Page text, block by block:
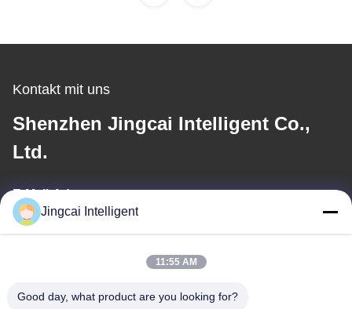
Kontakt mit uns
Shenzhen Jingcai Intelligent Co.,
Ltd.
E-Mail-Adresse
Jingcai Intelligent
11:55 AM
Good day, what product are you looking for?